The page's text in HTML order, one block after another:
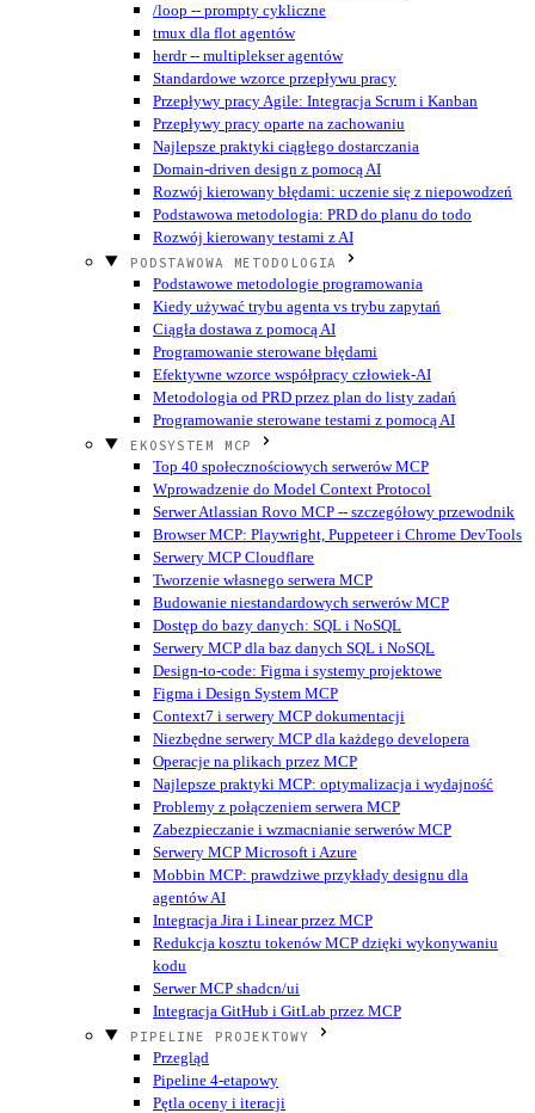
/loop -- prompty cykliczne
tmux dla flot agentów
herdr -- multiplekser agentów
Standardowe wzorce przepływu pracy
Przepływy pracy Agile: Integracja Scrum i Kanban
Przepływy pracy oparte na zachowaniu
Najlepsze praktyki ciągłego dostarczania
Domain-driven design z pomocą AI
Rozwój kierowany błędami: uczenie się z niepowodzeń
Podstawowa metodologia: PRD do planu do todo
Rozwój kierowany testami z AI
PODSTAWOWA METODOLOGIA
Podstawowe metodologie programowania
Kiedy używać trybu agenta vs trybu zapytań
Ciągła dostawa z pomocą AI
Programowanie sterowane błędami
Efektywne wzorce współpracy człowiek-AI
Metodologia od PRD przez plan do listy zadań
Programowanie sterowane testami z pomocą AI
EKOSYSTEM MCP
Top 40 społecznościowych serwerów MCP
Wprowadzenie do Model Context Protocol
Serwer Atlassian Rovo MCP -- szczegółowy przewodnik
Browser MCP: Playwright, Puppeteer i Chrome DevTools
Serwery MCP Cloudflare
Tworzenie własnego serwera MCP
Budowanie niestandardowych serwerów MCP
Dostęp do bazy danych: SQL i NoSQL
Serwery MCP dla baz danych SQL i NoSQL
Design-to-code: Figma i systemy projektowe
Figma i Design System MCP
Context7 i serwery MCP dokumentacji
Niezbędne serwery MCP dla każdego developera
Operacje na plikach przez MCP
Najlepsze praktyki MCP: optymalizacja i wydajność
Problemy z połączeniem serwera MCP
Zabezpieczanie i wzmacnianie serwerów MCP
Serwery MCP Microsoft i Azure
Mobbin MCP: prawdziwe przykłady designu dla
agentów AI
Integracja Jira i Linear przez MCP
Redukcja kosztu tokenów MCP dzięki wykonywaniu
kodu
Serwer MCP shadcn/ui
Integracja GitHub i GitLab przez MCP
PIPELINE PROJEKTOWY
Przegląd
Pipeline 4-etapowy
Pętla oceny i iteracji